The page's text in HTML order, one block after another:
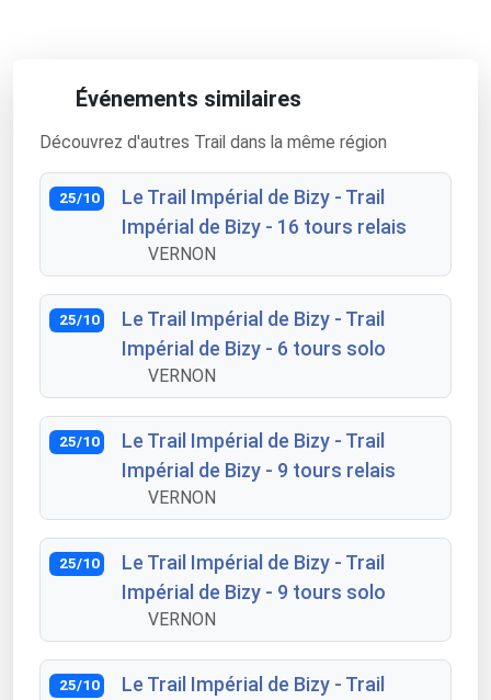
Événements similaires
Découvrez d'autres Trail dans la même région
25/10
Le Trail Impérial de Bizy - Trail
Impérial de Bizy - 16 tours relais
VERNON
25/10
Le Trail Impérial de Bizy - Trail
Impérial de Bizy - 6 tours solo
VERNON
25/10
Le Trail Impérial de Bizy - Trail
Impérial de Bizy - 9 tours relais
VERNON
25/10
Le Trail Impérial de Bizy - Trail
Impérial de Bizy - 9 tours solo
VERNON
25/10
Le Trail Impérial de Bizy - Trail